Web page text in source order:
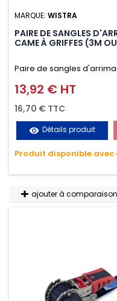
MARQUE: WISTRA
PAIRE DE SANGLES
CAME À GRIFFES (3M
Paire de sangles
griffes (3M ou 5M /
Permet d'arrimer et de
le transport. Matière
variations de
Prix
13,92 € HT
16,70 € TTC
visibility Détails produit
Produit disponible
ajouter à comparaison